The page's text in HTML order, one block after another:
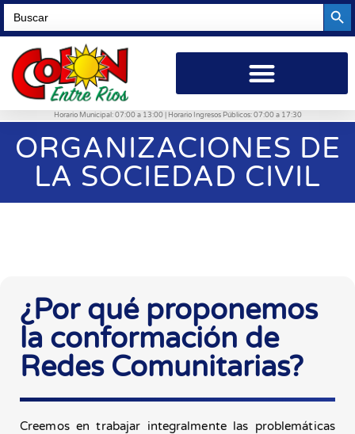
Search
for:
Horario Municipal: 07:00 a 13:00 | Horario Ingresos Públicos: 07:00 a 17:30
ORGANIZACIONES DE
LA SOCIEDAD CIVIL
¿Por qué proponemos
la conformación de
Redes Comunitarias?
Creemos en trabajar integralmente las problemáticas